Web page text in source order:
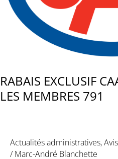
compétence?
RABAIS EXCLUSIF
LES MEMBRES 791
Actualités administratives,
/Marc-André Blanchette